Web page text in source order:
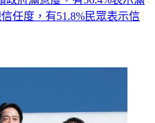
任度，有51.8%民眾表示信